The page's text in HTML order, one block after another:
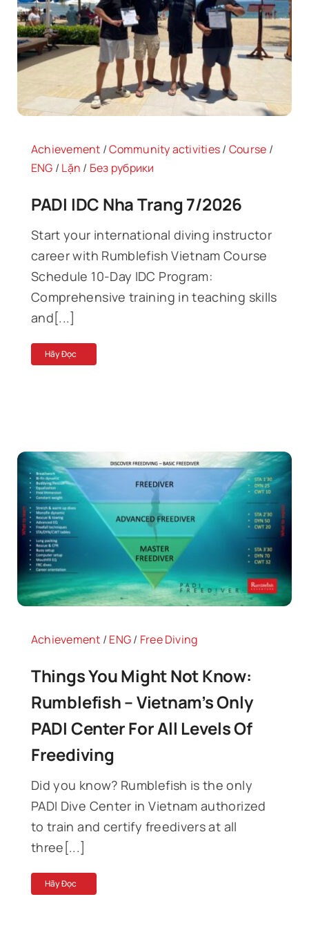
Tin Tức
Liên Hệ
Achievement /Community activities/ Course /
ENG / Lặn / Без рубрики
PADI IDC Nha Trang 7/2026
Start your international diving instructor
career with Rumblefish Vietnam Course
Schedule 10-Day IDC Program:
Comprehensive training in teaching skills
and[...]
Hãy Đọc
Achievement / ENG/ Free Diving
Things You Might Not Know:
Rumblefish – Vietnam’s Only
PADI Center For All Levels Of
Freediving
Did you know? Rumblefish is the only
PADI Dive Center in Vietnam authorized
to train and certify freedivers at all
three[...]
Hãy Đọc